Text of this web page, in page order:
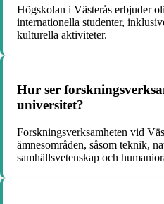
Högskolan i Västerås erbjuder
internationella studenter,
kulturella aktiviteter.
Hur ser
universitet?
Forskningsverksamheten vid
ämnesområden, såsom teknik,
samhällsvetenskap och